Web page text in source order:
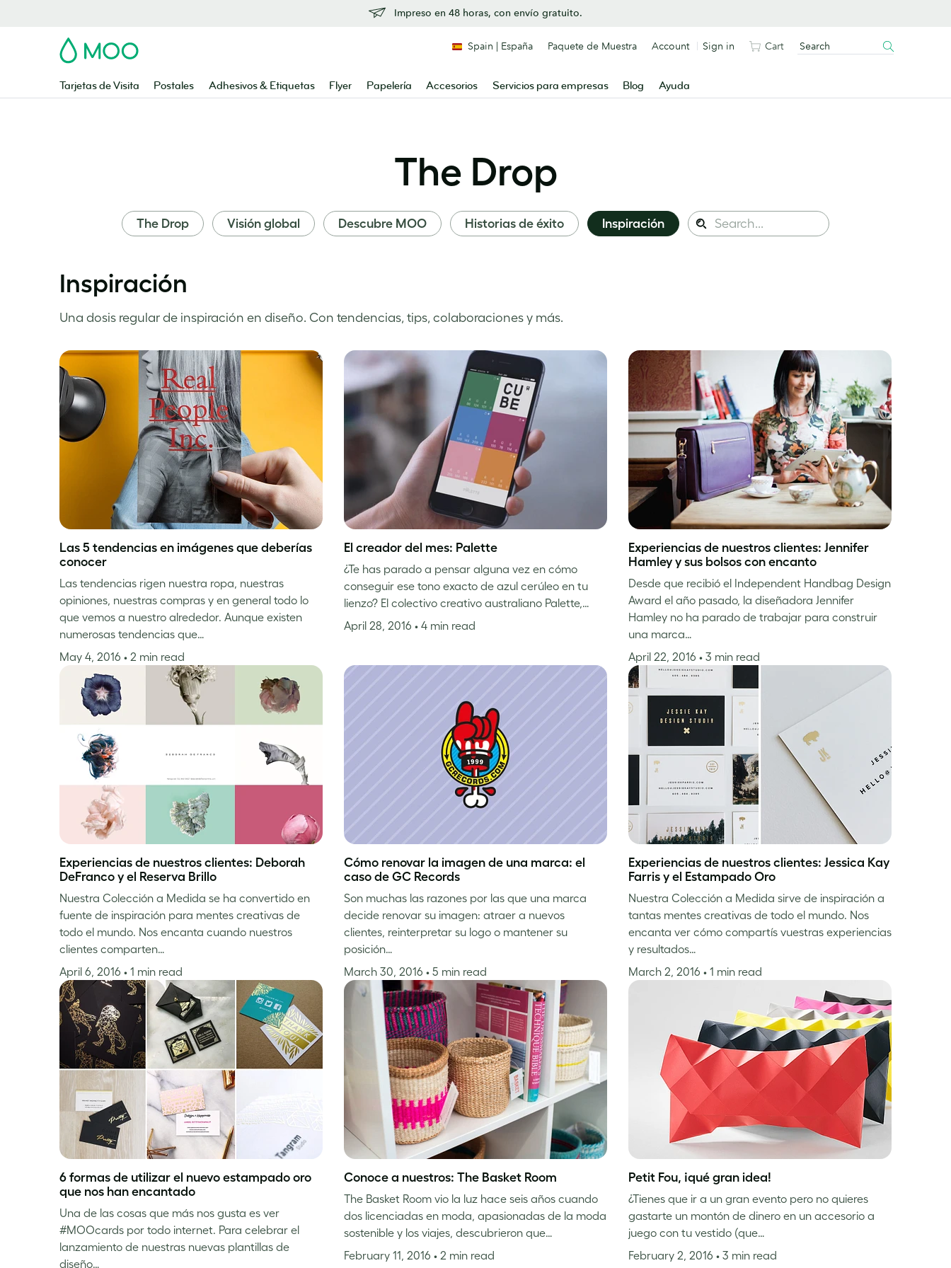
Impreso en 48 horas, con envío gratuito.
MOO
Tarjetas de Visita Postales Adhesivos & Etiquetas Flyer Papelería Accesorios Servicios para empresas Blog Ayuda
Spain | España Paquete de Muestra Account Sign in Cart
The Drop
The Drop Visión global Descubre MOO Historias de éxito Inspiración
Search
this
Search
Inspiración
Una dosis regular de inspiración en diseño. Con tendencias, tips, colaboraciones y más.
Las 5 tendencias en imágenes que deberías
conocer
Las tendencias rigen nuestra ropa, nuestras
opiniones, nuestras compras y en general todo lo
que vemos a nuestro alrededor. Aunque existen
numerosas tendencias que…
May 4, 2016 • 2 min read
El creador del mes: Palette
¿Te has parado a pensar alguna vez en cómo
conseguir ese tono exacto de azul cerúleo en tu
lienzo? El colectivo creativo australiano Palette,…
April 28, 2016 • 4 min read
Experiencias de nuestros clientes: Jennifer
Hamley y sus bolsos con encanto
Desde que recibió el Independent Handbag Design
Award el año pasado, la diseñadora Jennifer
Hamley no ha parado de trabajar para construir
una marca…
April 22, 2016 • 3 min read
Experiencias de nuestros clientes: Deborah
DeFranco y el Reserva Brillo
Nuestra Colección a Medida se ha convertido en
fuente de inspiración para mentes creativas de
todo el mundo. Nos encanta cuando nuestros
clientes comparten…
April 6, 2016 • 1 min read
Cómo renovar la imagen de una marca: el
caso de GC Records
Son muchas las razones por las que una marca
decide renovar su imagen: atraer a nuevos
clientes, reinterpretar su logo o mantener su
posición…
March 30, 2016 • 5 min read
Experiencias de nuestros clientes: Jessica Kay
Farris y el Estampado Oro
Nuestra Colección a Medida sirve de inspiración a
tantas mentes creativas de todo el mundo. Nos
encanta ver cómo compartís vuestras experiencias
y resultados…
March 2, 2016 • 1 min read
6 formas de utilizar el nuevo estampado oro
que nos han encantado
Una de las cosas que más nos gusta es ver
#MOOcards por todo internet. Para celebrar el
lanzamiento de nuestras nuevas plantillas de
diseño…
Conoce a nuestros: The Basket Room
The Basket Room vio la luz hace seis años cuando
dos licenciadas en moda, apasionadas de la moda
sostenible y los viajes, descubrieron que…
February 11, 2016 • 2 min read
Petit Fou, ¡qué gran idea!
¿Tienes que ir a un gran evento pero no quieres
gastarte un montón de dinero en un accesorio a
juego con tu vestido (que…
February 2, 2016 • 3 min read